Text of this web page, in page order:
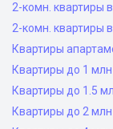
2-комн. квартиры
2-комн. квартиры
Квартиры
Квартиры до 1
Квартиры до 1.5
Квартиры до 2